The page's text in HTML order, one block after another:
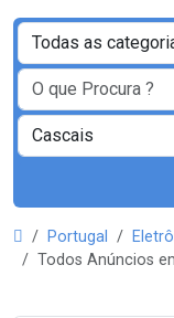
Portugal
Todos Anúncios